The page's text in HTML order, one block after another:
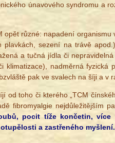
únavového syndromu a
opět různé: napadení organismu
plavkách, sezení na trávě
a tučná jídla či
klimatizace), nadměrná
pak ve svalech na šíji a v
od toho či kterého „TCM
fibromyalgie nejdůležitějším
pocit tíže končetin,
a zastřeného myšlení.